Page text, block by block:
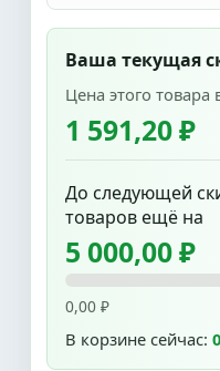
Ваша текущая
Цена этого товара
1 591,20 ₽
До следующей
товаров ещё на
5 000,00 ₽
0,00 ₽
В корзине сейчас: